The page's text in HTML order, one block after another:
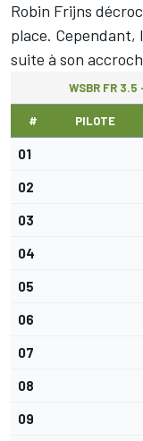
Robin Frijns
place. Cependant,
suite à son
WSBR FR 3.5
# PILOTE
01
02
03
04
05
06
07
08
09